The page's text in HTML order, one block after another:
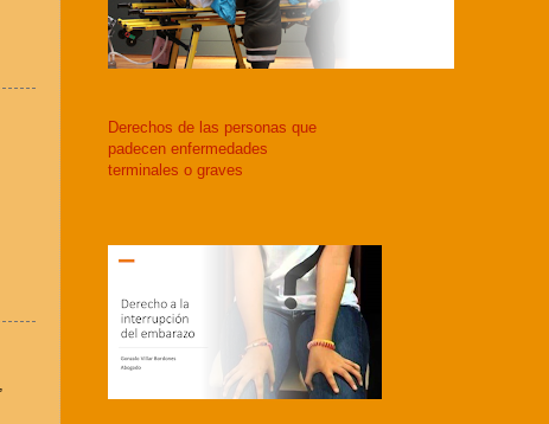
Derechos de las personas que
padecen enfermedades
terminales o graves